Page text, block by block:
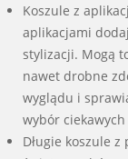
Koszule z
aplikacjami
stylizacji. Mogą
nawet drobne
wyglądu i
wybór
Długie koszule